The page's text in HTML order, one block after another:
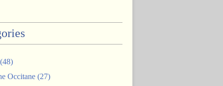
(48)
Occitane (27)